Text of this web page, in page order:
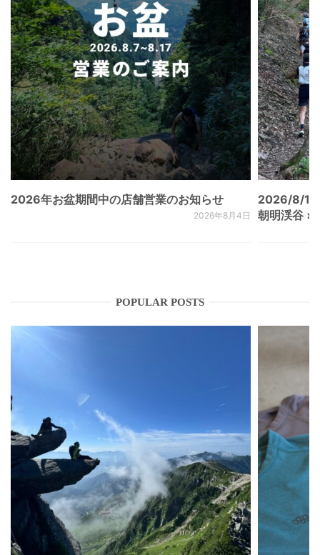
2026年お盆期間中の店舗営業のお知らせ
2026年8月4日
2026/8/
朝明渓谷 ×
POPULAR POSTS